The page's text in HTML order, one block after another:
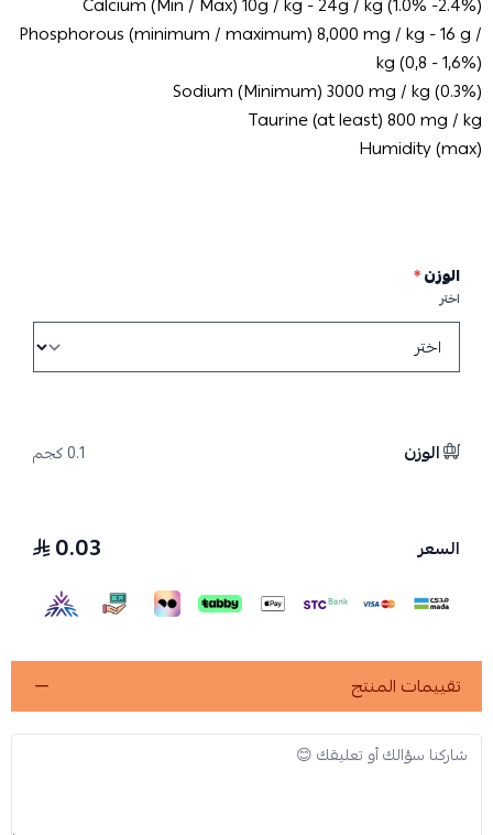
Phosphorous (minimum / maximum) 8,000 mg / kg - 16 g /
kg (0,8 - 1,6%)
Sodium (Minimum) 3000 mg / kg (0.3%)
Taurine (at least) 800 mg / kg
Humidity (max)
الوزن*
اختر
الوزن 0.1 كجم
السعر 0.03
تقييمات المنتج